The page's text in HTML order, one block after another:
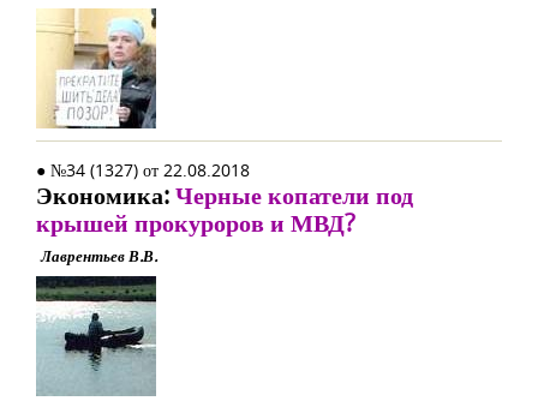
● №34 (1327) от 22.08.2018
Экономика:Черные копатели под
крышей прокуроров и МВД?
Лаврентьев В.В.